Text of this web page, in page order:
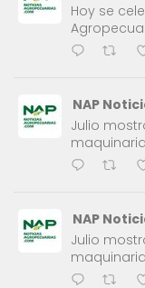
Hoy se
NAP
Julio
NAP
Julio